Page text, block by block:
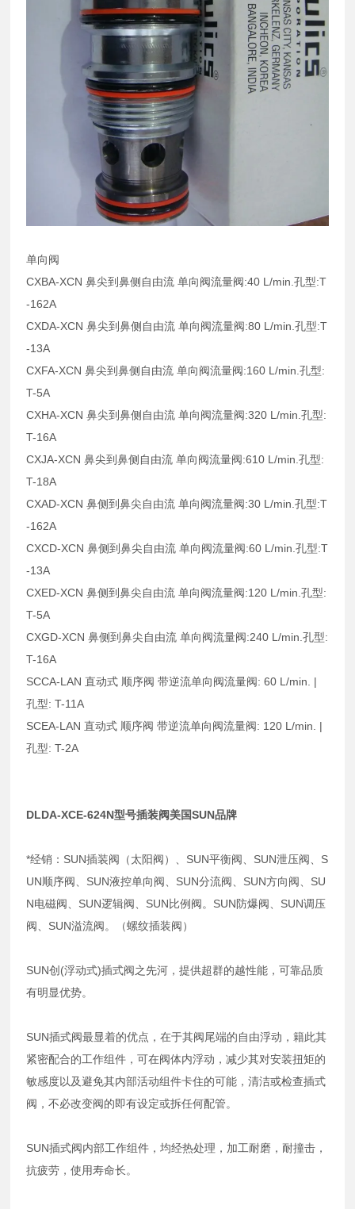
单向阀
CXBA-XCN 鼻尖到鼻侧自由流 单向阀流量阀:40 L/min.孔型:T
-162A
CXDA-XCN 鼻尖到鼻侧自由流 单向阀流量阀:80 L/min.孔型:T
-13A
CXFA-XCN 鼻尖到鼻侧自由流 单向阀流量阀:160 L/min.孔型:
T-5A
CXHA-XCN 鼻尖到鼻侧自由流 单向阀流量阀:320 L/min.孔型:
T-16A
CXJA-XCN 鼻尖到鼻侧自由流 单向阀流量阀:610 L/min.孔型:
T-18A
CXAD-XCN 鼻侧到鼻尖自由流 单向阀流量阀:30 L/min.孔型:T
-162A
CXCD-XCN 鼻侧到鼻尖自由流 单向阀流量阀:60 L/min.孔型:T
-13A
CXED-XCN 鼻侧到鼻尖自由流 单向阀流量阀:120 L/min.孔型:
T-5A
CXGD-XCN 鼻侧到鼻尖自由流 单向阀流量阀:240 L/min.孔型:
T-16A
SCCA-LAN 直动式 顺序阀 带逆流单向阀流量阀: 60 L/min. |
孔型: T-11A
SCEA-LAN 直动式 顺序阀 带逆流单向阀流量阀: 120 L/min. |
孔型: T-2A
DLDA-XCE-624N型号插装阀美国SUN品牌
*经销：SUN插装阀（太阳阀）、SUN平衡阀、SUN泄压阀、S
UN顺序阀、SUN液控单向阀、SUN分流阀、SUN方向阀、SU
N电磁阀、SUN逻辑阀、SUN比例阀。SUN防爆阀、SUN调压
阀、SUN溢流阀。（螺纹插装阀）
SUN创(浮动式)插式阀之先河，提供超群的越性能，可靠品质
有明显优势。
SUN插式阀最显着的优点，在于其阀尾端的自由浮动，籍此其
紧密配合的工作组件，可在阀体内浮动，减少其对安装扭矩的
敏感度以及避免其内部活动组件卡住的可能，清洁或检查插式
阀，不必改变阀的即有设定或拆任何配管。
SUN插式阀内部工作组件，均经热处理，加工耐磨，耐撞击，
抗疲劳，使用寿命长。